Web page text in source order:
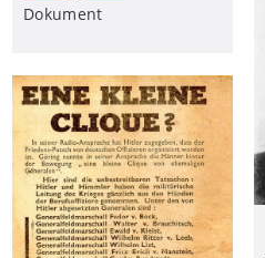
Dokument